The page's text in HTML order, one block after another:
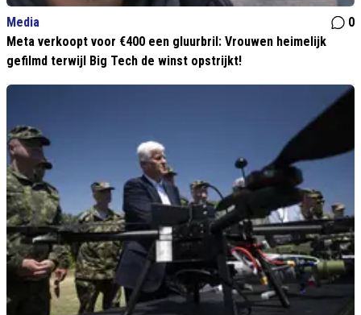
Media
0
Meta verkoopt voor €400 een gluurbril: Vrouwen heimelijk
gefilmd terwijl Big Tech de winst opstrijkt!